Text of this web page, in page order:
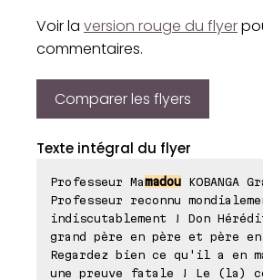
Voir la version rouge du flyer
commentaires.
Comparer les flyers
Texte intégral du flyer
Professeur Mamadou KOBANGA
Professeur reconnu
indiscutablement ! Don
grand père en père et père
Regardez bien ce qu'il a en
une preuve fatale ! Le (la)